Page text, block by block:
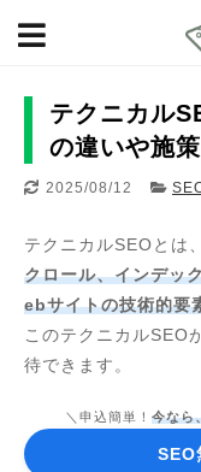
テクニカル
の違いや施
2025/08/12
テクニカルSEOとは、
クロール、インデッ
ebサイトの技術的要
このテクニカルSEO
待できます。
＼申込簡単！ 今なら
SEO